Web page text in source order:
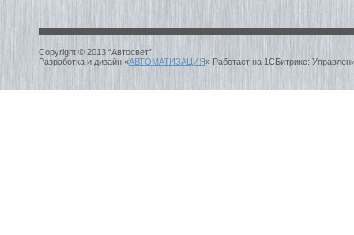
Copyright © 2013 “Автосвет”.
Разработка и дизайн «АВТОМАТИЗАЦИЯ» Работает на 1СБитрикс: